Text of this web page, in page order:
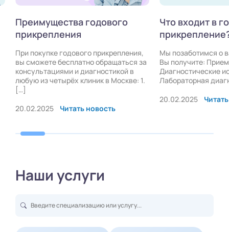
Преимущества годового
прикрепления
При покупке годового прикрепления,
вы сможете бесплатно обращаться за
консультациями и диагностикой в
любую из четырёх клиник в Москве: 1.
[…]
20.02.2025
Читать новость
Что входит в
Мы позаботимся о
Вы получите:
Диагностические
Лабораторная
20.02.2025
Наши услуги